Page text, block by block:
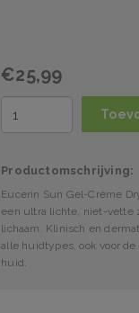
€25,99
Productomschrijving:
Eucerin Sun Gel-Crème
een ultra lichte, niet-vette
lichaam. Klinisch en
alle huidtypes, ook voor
huid.